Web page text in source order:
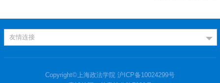
友情连接
Copyright©上海政法学院 沪ICP备10024299号